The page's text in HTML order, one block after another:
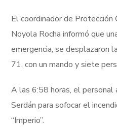
El coordinador de Protección
Noyola Rocha informó que
emergencia, se desplazaron
71, con un mando y siete
A las 6:58 horas, el personal
Serdán para sofocar el
“Imperio”.